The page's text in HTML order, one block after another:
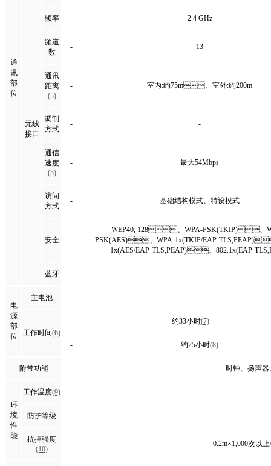
通
讯
部
位
无线
接口
频率 - 2.4 GHz
频道
数
- 13
通讯
距离
(5)
- 室内:约75m、室外:约200m
调制
方式
- -
通信
速度
(5)
- 最大54Mbps
访问
方式
- 基础结构模式、特设模式
安全 -
WEP40, 128、WPA-PSK(TKIP)、
PSK(AES)、WPA-1x(TKIP/EAP-
1x(AES/EAP-TLS,PEAP)、802.1x(EAP-
蓝牙 - -
电
源
部
位
主电池
工作时间(6)
约33小时(7)
- 约25小时(8)
附带功能 时钟、扬声器
环
境
性
能
工作温度(9)
防护等级
抗摔强度
(10)
0.2m×1,000次以